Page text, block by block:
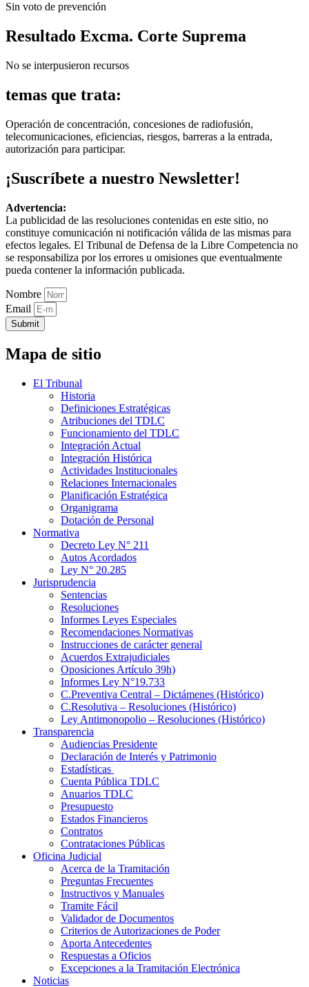
Sin voto de prevención
Resultado Excma. Corte Suprema
No se interpusieron recursos
temas que trata:
Operación de concentración, concesiones de radiofusión,
telecomunicaciones, eficiencias, riesgos, barreras a la entrada,
autorización para participar.
¡Suscríbete a nuestro Newsletter!
Advertencia:
La publicidad de las resoluciones contenidas en este sitio, no
constituye comunicación ni notificación válida de las mismas para
efectos legales. El Tribunal de Defensa de la Libre Competencia no
se responsabiliza por los errores u omisiones que eventualmente
pueda contener la información publicada.
Nombre
Email
Submit
Mapa de sitio
El Tribunal
Historia
Definiciones Estratégicas
Atribuciones del TDLC
Funcionamiento del TDLC
Integración Actual
Integración Histórica
Actividades Institucionales
Relaciones Internacionales
Planificación Estratégica
Organigrama
Dotación de Personal
Normativa
Decreto Ley N° 211
Autos Acordados
Ley N° 20.285
Jurisprudencia
Sentencias
Resoluciones
Informes Leyes Especiales
Recomendaciones Normativas
Instrucciones de carácter general
Acuerdos Extrajudiciales
Oposiciones Artículo 39h)
Informes Ley N°19.733
C.Preventiva Central – Dictámenes (Histórico)
C.Resolutiva – Resoluciones (Histórico)
Ley Antimonopolio – Resoluciones (Histórico)
Transparencia
Audiencias Presidente
Declaración de Interés y Patrimonio
Estadísticas
Cuenta Pública TDLC
Anuarios TDLC
Presupuesto
Estados Financieros
Contratos
Contrataciones Públicas
Oficina Judicial
Acerca de la Tramitación
Preguntas Frecuentes
Instructivos y Manuales
Tramite Fácil
Validador de Documentos
Criterios de Autorizaciones de Poder
Aporta Antecedentes
Respuestas a Oficios
Excepciones a la Tramitación Electrónica
Noticias